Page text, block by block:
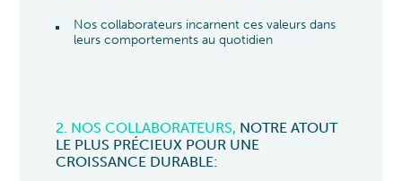
Nos collaborateurs incarnent ces valeurs dans
leurs comportements au quotidien
2. NOS COLLABORATEURS, NOTRE ATOUT
LE PLUS PRÉCIEUX POUR UNE
CROISSANCE DURABLE: